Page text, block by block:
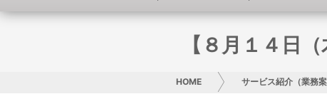
【８月１４日
HOME サービス紹介（業務案